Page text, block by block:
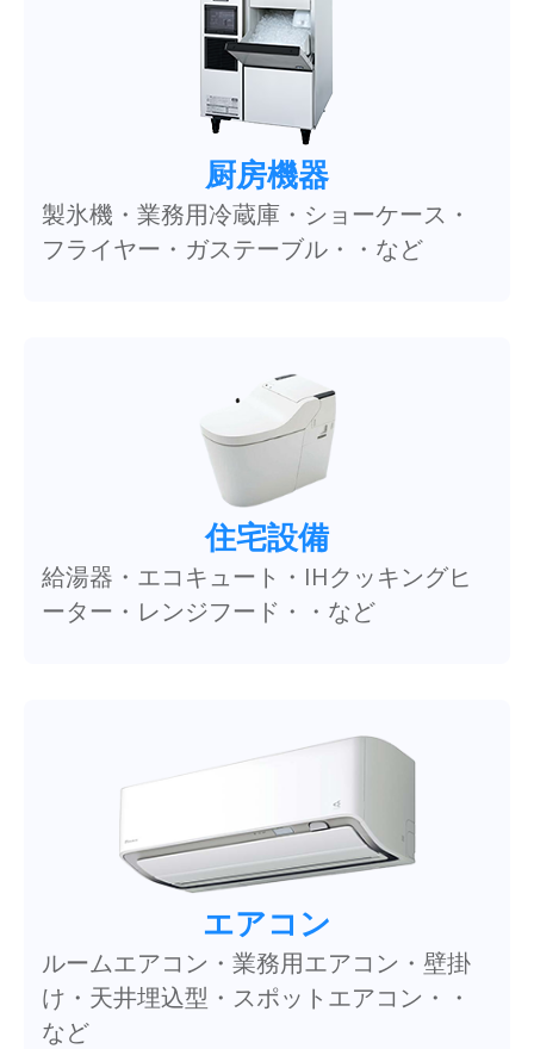
厨房機器
製氷機・業務用冷蔵庫・ショーケース・
フライヤー・ガステーブル・・など
住宅設備
給湯器・エコキュート・IHクッキングヒ
ーター・レンジフード・・など
エアコン
ルームエアコン・業務用エアコン・壁掛
け・天井埋込型・スポットエアコン・・
など